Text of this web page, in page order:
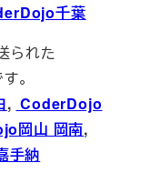
千葉
られた
。
, CoderDojo
岡山 岡南,
手納